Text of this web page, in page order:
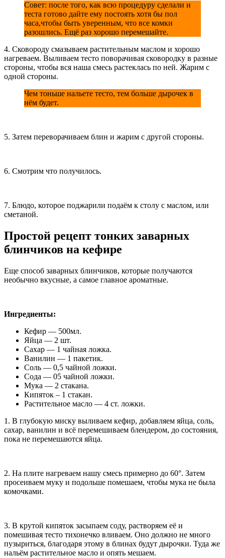
Совет: после того, как всю процедуру сделали и
теста готово дайте ему постоять хотя бы пол
часа,чтобы быть уверенным, что все комки
разошлись. Ещё раз хорошо перемешайте.
4. Сковороду смазываем растительным маслом и хорошо
нагреваем. Выливаем тесто поворачивая сковородку в разные
стороны, чтобы вся наша смесь растеклась по ней. Жарим с
одной стороны.
Чем тоньше нальете тесто, тем больше дырочек в
нём будет.
5. Затем переворачиваем блин и жарим с другой стороны.
6. Смотрим что получилось.
7. Блюдо, которое поджарили подаём к столу с маслом, или
сметаной.
Простой рецепт тонких заварных
блинчиков на кефире
Еще способ заварных блинчиков, которые получаются
необычно вкусные, а самое главное ароматные.
Ингредиенты:
Кефир — 500мл.
Яйца — 2 шт.
Сахар — 1 чайная ложка.
Ванилин — 1 пакетик.
Соль — 0,5 чайной ложки.
Сода — 05 чайной ложки.
Мука — 2 стакана.
Кипяток – 1 стакан.
Растительное масло — 4 ст. ложки.
1. В глубокую миску выливаем кефир, добавляем яйца, соль,
сахар, ванилин и всё перемешиваем блендером, до состояния,
пока не перемешаются яйца.
2. На плите нагреваем нашу смесь примерно до 60°. Затем
просеиваем муку и подольше помешаем, чтобы мука не была
комочками.
3. В крутой кипяток засыпаем соду, растворяем её и
помешивая тесто тихонечко вливаем. Оно должно не много
пузыриться, благодаря этому в блинах будут дырочки. Туда же
нальём растительное масло и опять мешаем.